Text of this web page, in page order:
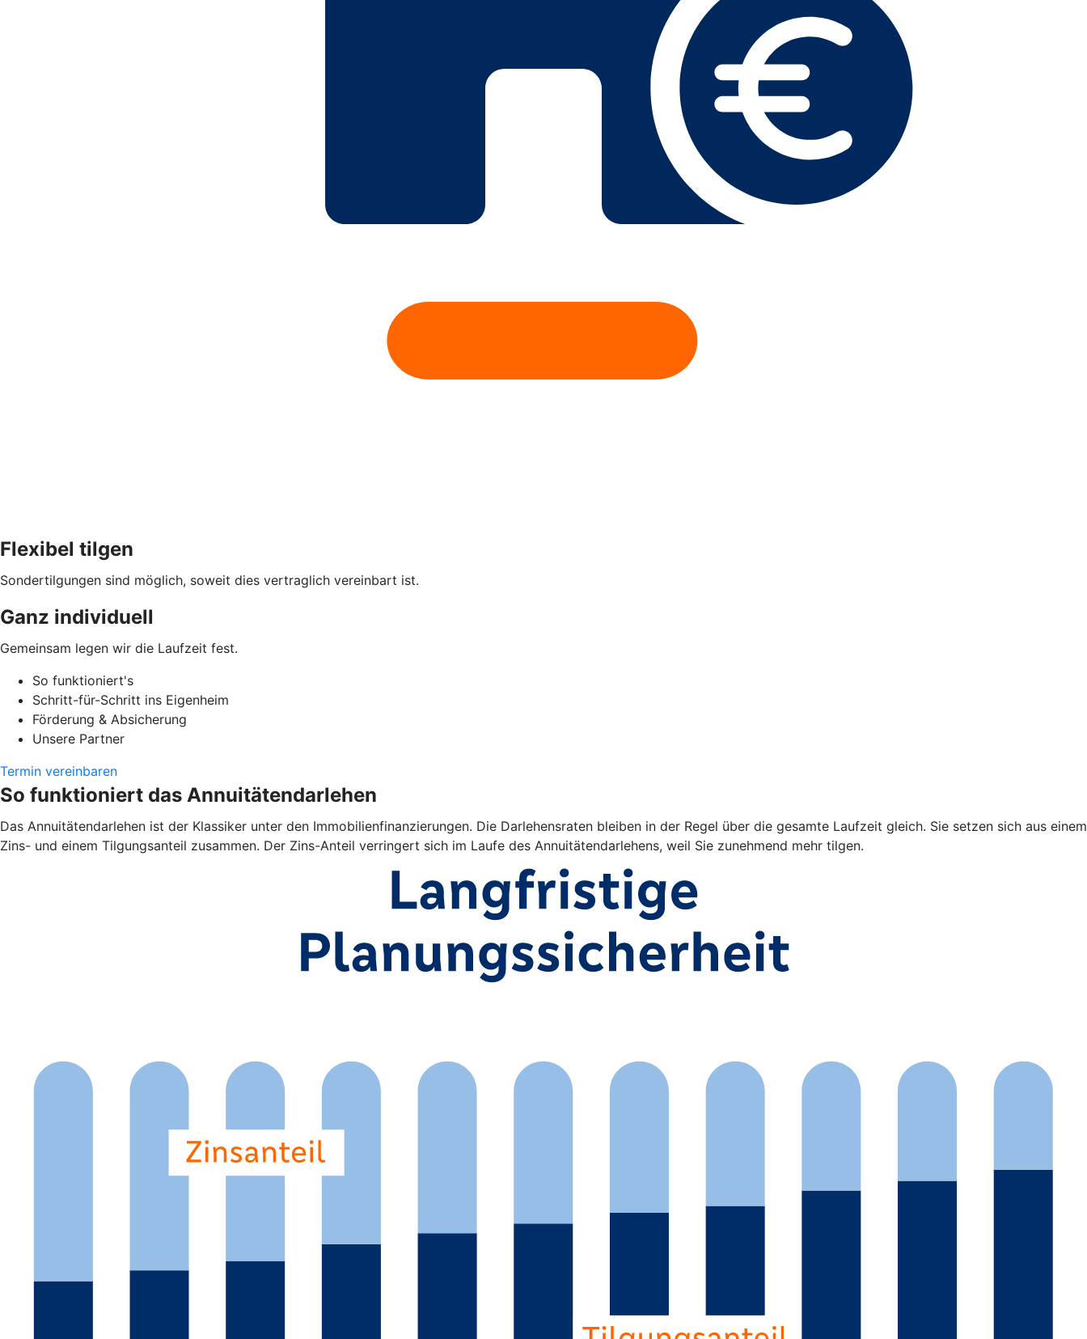
Flexibel tilgen
Sondertilgungen sind möglich, soweit dies vertraglich vereinbart ist.
Ganz individuell
Gemeinsam legen wir die Laufzeit fest.
So funktioniert's
Schritt-für-Schritt ins Eigenheim
Förderung & Absicherung
Unsere Partner
Termin vereinbaren
So funktioniert das Annuitätendarlehen
Das Annuitätendarlehen ist der Klassiker unter den Immobilienfinanzierungen. Die Darlehensraten bleiben in der Regel über die gesamte Laufzeit gleich. Sie setzen sich aus einem
Zins- und einem Tilgungsanteil zusammen. Der Zins-Anteil verringert sich im Laufe des Annuitätendarlehens, weil Sie zunehmend mehr tilgen.